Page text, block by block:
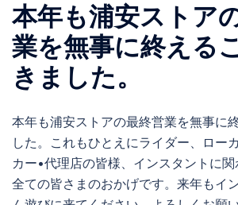
本年も浦安ストア
業を無事に終える
きました。
本年も浦安ストアの最終営業を無事に
した。これもひとえにライダー、ロー
カー•代理店の皆様、インスタントに
全ての皆さまのおかげです。来年もイ